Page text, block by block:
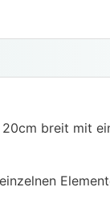
breit mit